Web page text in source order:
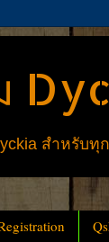
สำหรับทุ